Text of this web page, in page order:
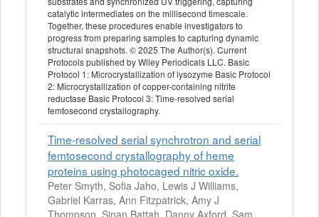
catalytic intermediates on the millisecond timescale.
Together, these procedures enable investigators to
progress from preparing samples to capturing dynamic
structural snapshots. © 2025 The Author(s). Current
Protocols published by Wiley Periodicals LLC. Basic
Protocol 1: Microcrystallization of lysozyme Basic Protocol
2: Microcrystallization of copper-containing nitrite
reductase Basic Protocol 3: Time-resolved serial
femtosecond crystallography.
Time-resolved serial synchrotron and serial
femtosecond crystallography of heme
proteins using photocaged nitric oxide.
Peter Smyth, Sofia Jaho, Lewis J Williams,
Gabriel Karras, Ann Fitzpatrick, Amy J
Thompson, Sinan Battah, Danny Axford, Sam